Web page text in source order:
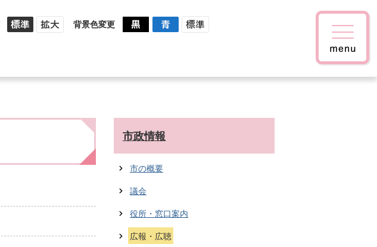
背景色変更
市政情報
市の概要
議会
役所・窓口案内
広報・広聴